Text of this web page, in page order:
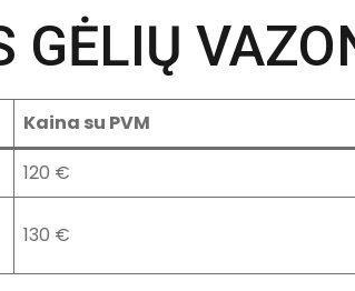
GĖLIŲ
Kaina su PVM
120 €
130 €